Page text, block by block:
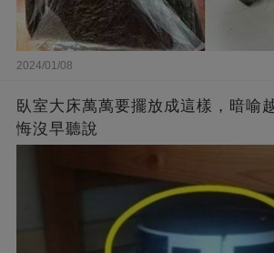
2024/01/08
臥室大床萬萬要擺放成這樣，暗喻
悔沒早聽說